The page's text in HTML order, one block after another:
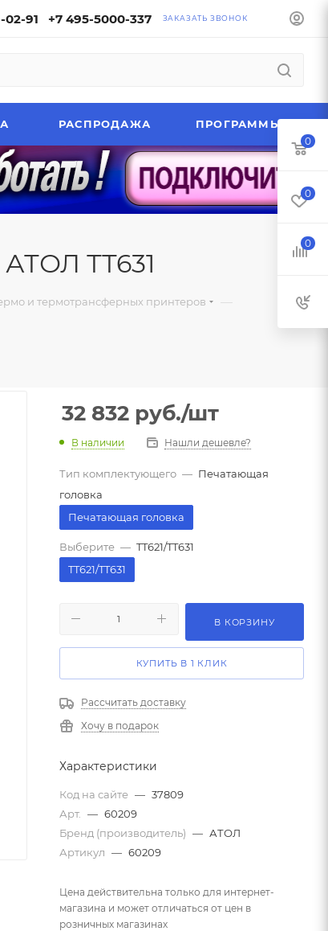
02-91 +7 495-5000-337 ЗАКАЗАТЬ ЗВОНОК
РАСПРОДАЖА ПРОГРАММЫ
ТТ631
и термотрансферных принтеров —
32 832 руб./шт
В наличии Нашли дешевле?
Тип комплектующего — Печатающая
головка
Печатающая головка
Выберите — TT621/TT631
TT621/TT631
В КОРЗИНУ
КУПИТЬ В 1 КЛИК
Рассчитать доставку
Хочу в подарок
Характеристики
Код на сайте — 37809
Арт.
— 60209
Бренд (производитель) — АТОЛ
Артикул — 60209
Цена действительна только для интернет-
магазина и может отличаться от цен в
розничных магазинах
0
0
0